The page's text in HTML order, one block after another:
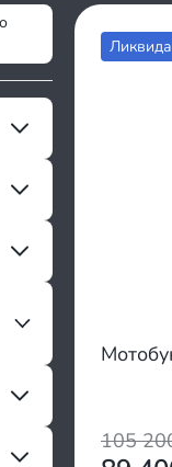
105